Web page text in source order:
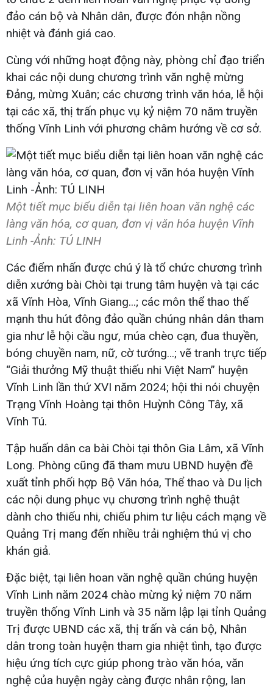
đảo cán bộ và Nhân dân, được đón nhận nồng
nhiệt và đánh giá cao.
Cùng với những hoạt động này, phòng chỉ đạo triển
khai các nội dung chương trình văn nghệ mừng
Đảng, mừng Xuân; các chương trình văn hóa, lễ hội
tại các xã, thị trấn phục vụ kỷ niệm 70 năm truyền
thống Vĩnh Linh với phương châm hướng về cơ sở.
Một tiết mục biểu diễn tại liên hoan văn nghệ các
làng văn hóa, cơ quan, đơn vị văn hóa huyện Vĩnh
Linh -Ảnh: TÚ LINH
Các điểm nhấn được chú ý là tổ chức chương trình
diễn xướng bài Chòi tại trung tâm huyện và tại các
xã Vĩnh Hòa, Vĩnh Giang...; các môn thể thao thế
mạnh thu hút đông đảo quần chúng nhân dân tham
gia như lễ hội cầu ngư, múa chèo cạn, đua thuyền,
bóng chuyền nam, nữ, cờ tướng...; vẽ tranh trực tiếp
“Giải thưởng Mỹ thuật thiếu nhi Việt Nam” huyện
Vĩnh Linh lần thứ XVI năm 2024; hội thi nói chuyện
Trạng Vĩnh Hoàng tại thôn Huỳnh Công Tây, xã
Vĩnh Tú.
Tập huấn dân ca bài Chòi tại thôn Gia Lâm, xã Vĩnh
Long. Phòng cũng đã tham mưu UBND huyện đề
xuất tỉnh phối hợp Bộ Văn hóa, Thể thao và Du lịch
các nội dung phục vụ chương trình nghệ thuật
dành cho thiếu nhi, chiếu phim tư liệu cách mạng về
Quảng Trị mang đến nhiều trải nghiệm thú vị cho
khán giả.
Đặc biệt, tại liên hoan văn nghệ quần chúng huyện
Vĩnh Linh năm 2024 chào mừng kỷ niệm 70 năm
truyền thống Vĩnh Linh và 35 năm lập lại tỉnh Quảng
Trị được UBND các xã, thị trấn và cán bộ, Nhân
dân trong toàn huyện tham gia nhiệt tình, tạo được
hiệu ứng tích cực giúp phong trào văn hóa, văn
nghệ của huyện ngày càng được nhân rộng, lan